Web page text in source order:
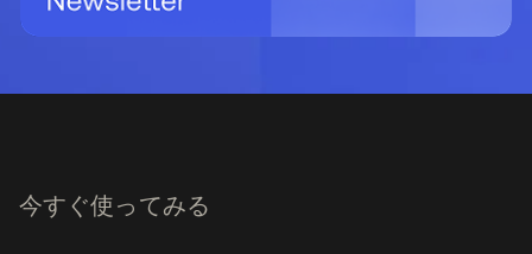
今すぐ使ってみる